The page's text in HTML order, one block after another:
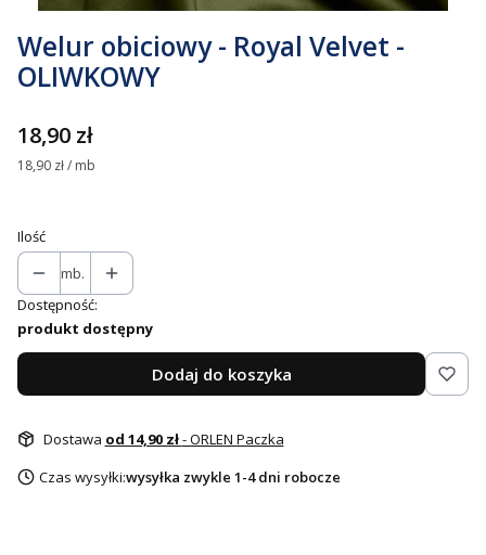
Welur obiciowy - Royal Velvet -
OLIWKOWY
Cena
18,90 zł
18,90 zł / mb
Ilość
mb.
Dostępność:
produkt dostępny
Dodaj do koszyka
Dostawa od 14,90 zł- ORLEN Paczka
Czas wysyłki:wysyłka zwykle 1-4 dni robocze